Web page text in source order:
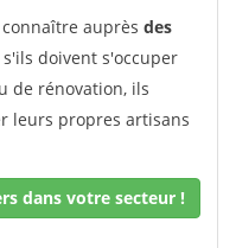
auprès des
doivent s'occuper
de rénovation, ils
leurs propres artisans
dans votre secteur !